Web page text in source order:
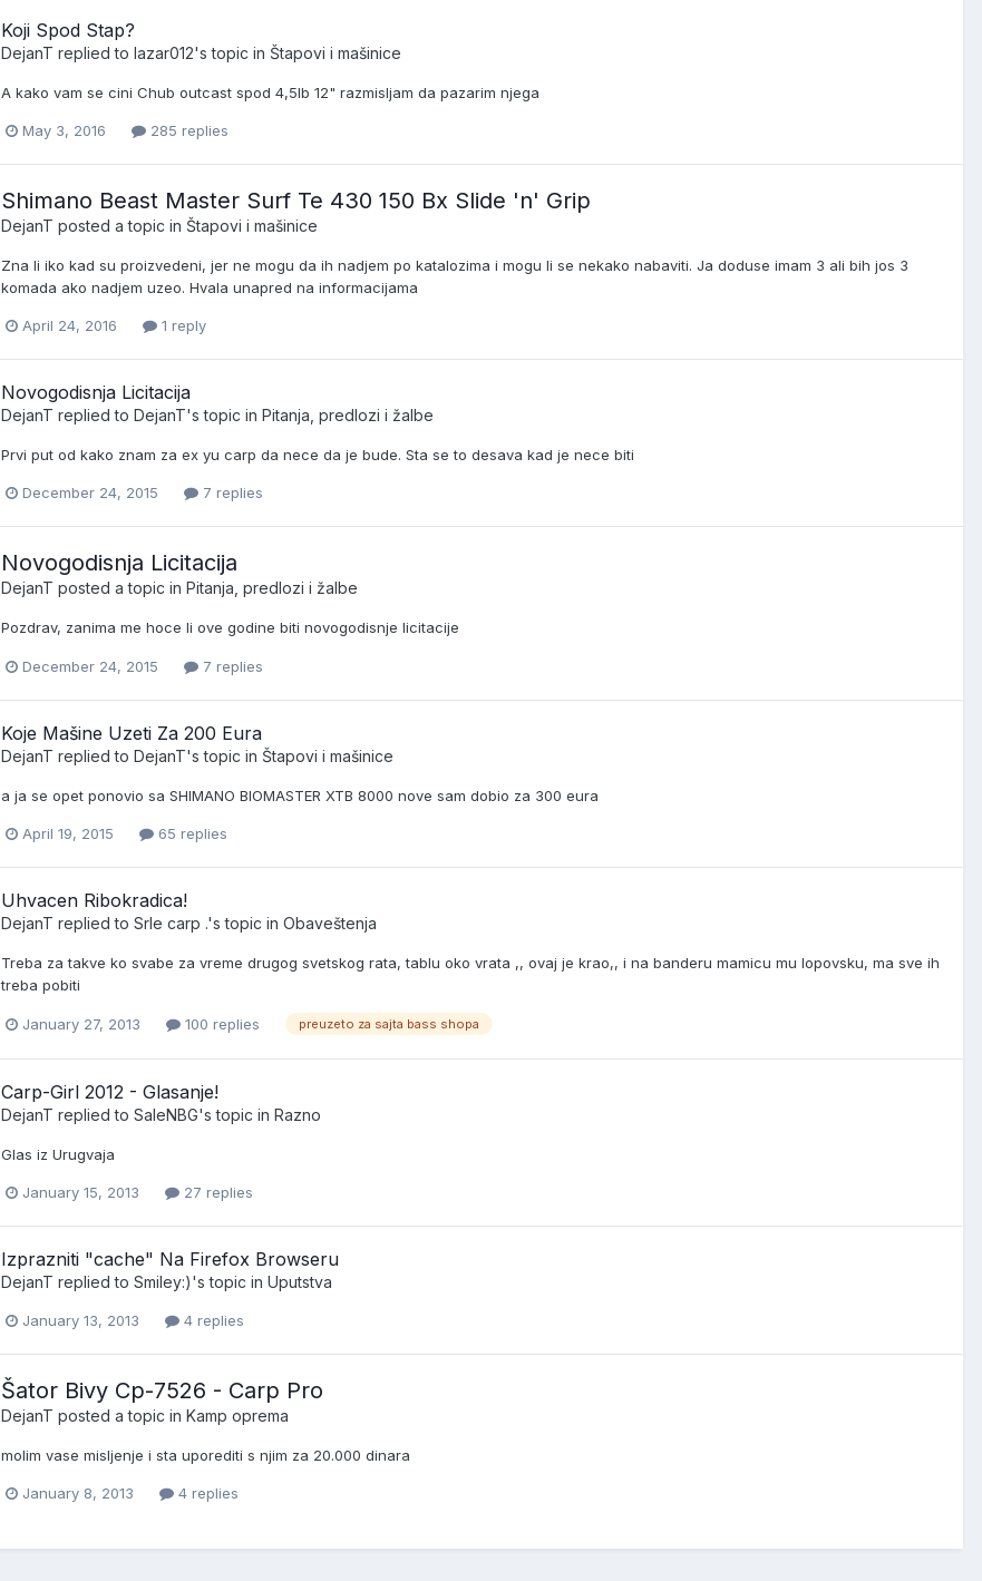
Koji Spod Stap?
DejanT replied to lazar012's topic in Štapovi i mašinice
A kako vam se cini Chub outcast spod 4,5lb 12" razmisljam da pazarim njega
May 3, 2016 285 replies
Shimano Beast Master Surf Te 430 150 Bx Slide 'n' Grip
DejanT posted a topic in Štapovi i mašinice
Zna li iko kad su proizvedeni, jer ne mogu da ih nadjem po katalozima i mogu li se nekako nabaviti. Ja doduse imam 3 ali bih jos 3
komada ako nadjem uzeo. Hvala unapred na informacijama
April 24, 2016 1 reply
Novogodisnja Licitacija
DejanT replied to DejanT's topic in Pitanja, predlozi i žalbe
Prvi put od kako znam za ex yu carp da nece da je bude. Sta se to desava kad je nece biti
December 24, 2015 7 replies
Novogodisnja Licitacija
DejanT posted a topic in Pitanja, predlozi i žalbe
Pozdrav, zanima me hoce li ove godine biti novogodisnje licitacije
December 24, 2015 7 replies
Koje Mašine Uzeti Za 200 Eura
DejanT replied to DejanT's topic in Štapovi i mašinice
a ja se opet ponovio sa SHIMANO BIOMASTER XTB 8000 nove sam dobio za 300 eura
April 19, 2015 65 replies
Uhvacen Ribokradica!
DejanT replied to Srle carp .'s topic in Obaveštenja
Treba za takve ko svabe za vreme drugog svetskog rata, tablu oko vrata ,, ovaj je krao,, i na banderu mamicu mu lopovsku, ma sve ih
treba pobiti
January 27, 2013 100 replies preuzeto za sajta bass shopa
Carp-Girl 2012 - Glasanje!
DejanT replied to SaleNBG's topic in Razno
Glas iz Urugvaja
January 15, 2013 27 replies
Izprazniti "cache" Na Firefox Browseru
DejanT replied to Smiley:)'s topic in Uputstva
January 13, 2013 4 replies
Šator Bivy Cp-7526 - Carp Pro
DejanT posted a topic in Kamp oprema
molim vase misljenje i sta uporediti s njim za 20.000 dinara
January 8, 2013 4 replies